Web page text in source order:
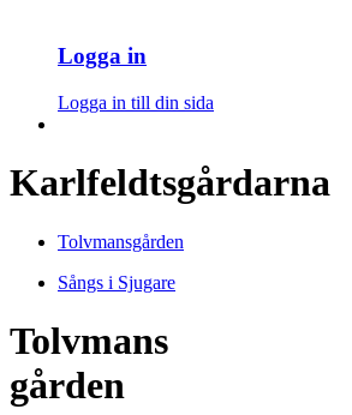
Logga in
Logga in till din sida
Karlfeldtsgårdarna
Tolvmansgården
Sångs i Sjugare
Tolvmans
gården